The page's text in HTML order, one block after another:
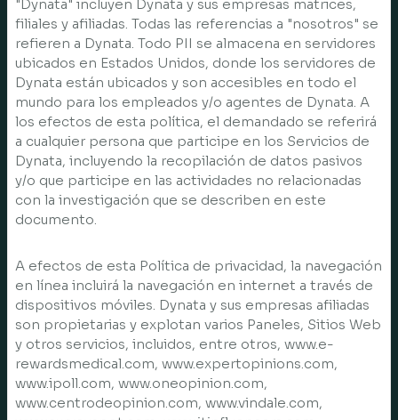
"Dynata" incluyen Dynata y sus empresas matrices,
filiales y afiliadas. Todas las referencias a "nosotros" se
refieren a Dynata. Todo PII se almacena en servidores
ubicados en Estados Unidos, donde los servidores de
Dynata están ubicados y son accesibles en todo el
mundo para los empleados y/o agentes de Dynata. A
los efectos de esta política, el demandado se referirá
a cualquier persona que participe en los Servicios de
Dynata, incluyendo la recopilación de datos pasivos
y/o que participe en las actividades no relacionadas
con la investigación que se describen en este
documento.
A efectos de esta Política de privacidad, la navegación
en línea incluirá la navegación en internet a través de
dispositivos móviles. Dynata y sus empresas afiliadas
son propietarias y explotan varios Paneles, Sitios Web
y otros servicios, incluidos, entre otros, www.e-
rewardsmedical.com, www.expertopinions.com,
www.ipoll.com, www.oneopinion.com,
www.centrodeopinion.com, www.vindale.com,